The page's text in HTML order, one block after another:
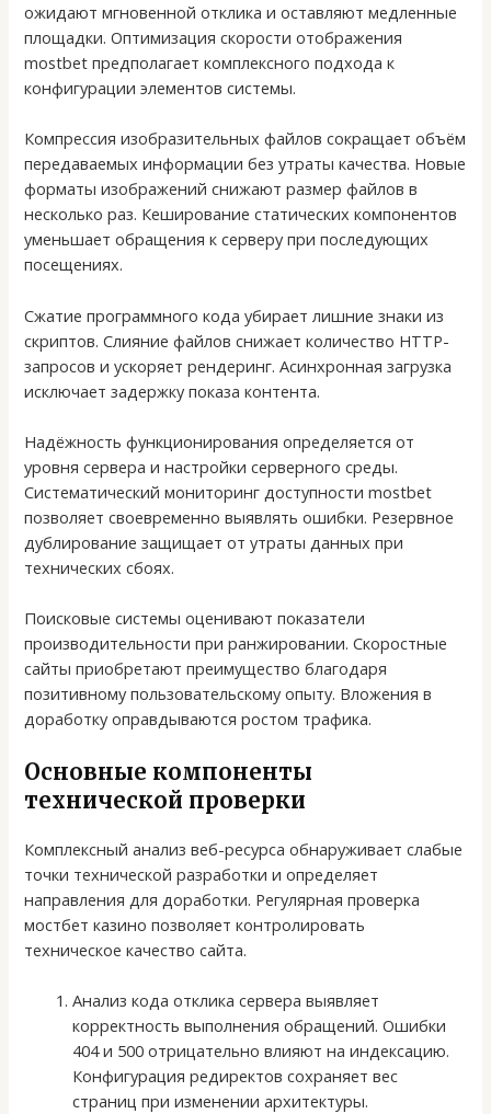
ожидают мгновенной отклика и оставляют медленные
площадки. Оптимизация скорости отображения
mostbet предполагает комплексного подхода к
конфигурации элементов системы.
Компрессия изобразительных файлов сокращает объём
передаваемых информации без утраты качества. Новые
форматы изображений снижают размер файлов в
несколько раз. Кеширование статических компонентов
уменьшает обращения к серверу при последующих
посещениях.
Сжатие программного кода убирает лишние знаки из
скриптов. Слияние файлов снижает количество HTTP-
запросов и ускоряет рендеринг. Асинхронная загрузка
исключает задержку показа контента.
Надёжность функционирования определяется от
уровня сервера и настройки серверного среды.
Систематический мониторинг доступности mostbet
позволяет своевременно выявлять ошибки. Резервное
дублирование защищает от утраты данных при
технических сбоях.
Поисковые системы оценивают показатели
производительности при ранжировании. Скоростные
сайты приобретают преимущество благодаря
позитивному пользовательскому опыту. Вложения в
доработку оправдываются ростом трафика.
Основные компоненты
технической проверки
Комплексный анализ веб-ресурса обнаруживает слабые
точки технической разработки и определяет
направления для доработки. Регулярная проверка
мостбет казино позволяет контролировать
техническое качество сайта.
Анализ кода отклика сервера выявляет
корректность выполнения обращений. Ошибки
404 и 500 отрицательно влияют на индексацию.
Конфигурация редиректов сохраняет вес
страниц при изменении архитектуры.